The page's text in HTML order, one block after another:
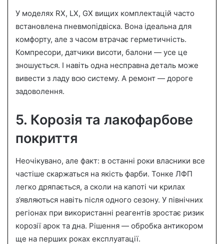
У моделях RX, LX, GX вищих комплектацій часто
встановлена пневмопідвіска. Вона ідеальна для
комфорту, але з часом втрачає герметичність.
Компресори, датчики висоти, балони — усе це
зношується. І навіть одна несправна деталь може
вивести з ладу всю систему. А ремонт — дороге
задоволення.
5. Корозія та лакофарбове
покриття
Неочікувано, але факт: в останні роки власники все
частіше скаржаться на якість фарби. Тонке ЛФП
легко дряпається, а сколи на капоті чи крилах
з’являються навіть після одного сезону. У північних
регіонах при використанні реагентів зростає ризик
корозії арок та дна. Рішення — обробка антикором
ще на перших роках експлуатації.